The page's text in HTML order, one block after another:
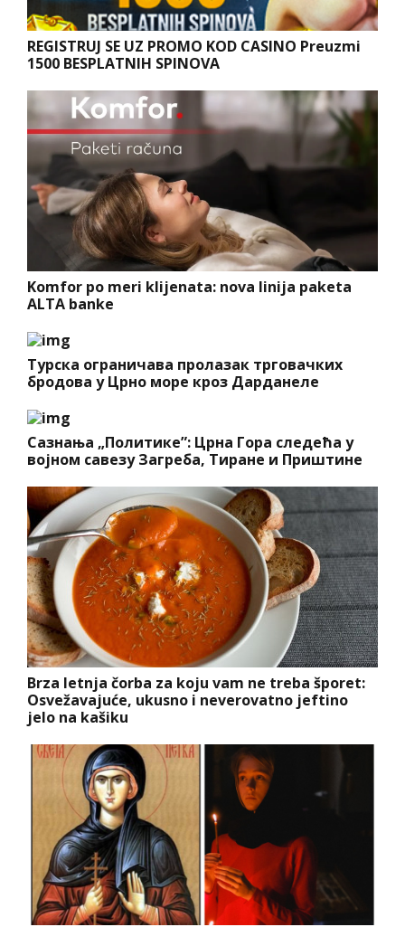
REGISTRUJ SE UZ PROMO KOD CASINO Preuzmi
1500 BESPLATNIH SPINOVA
Komfor po meri klijenata: nova linija paketa
ALTA banke
Турска ограничава пролазак трговачких
бродова у Црно море кроз Дарданеле
Сазнања „Политике”: Црна Гора следећа у
војном савезу Загреба, Тиране и Приштине
Brza letnja čorba za koju vam ne treba šporet:
Osvežavajuće, ukusno i neverovatno jeftino
jelo na kašiku